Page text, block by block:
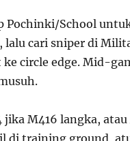
Pochinki/School
lalu cari sniper di
circle edge. Mid-
M416 langka,